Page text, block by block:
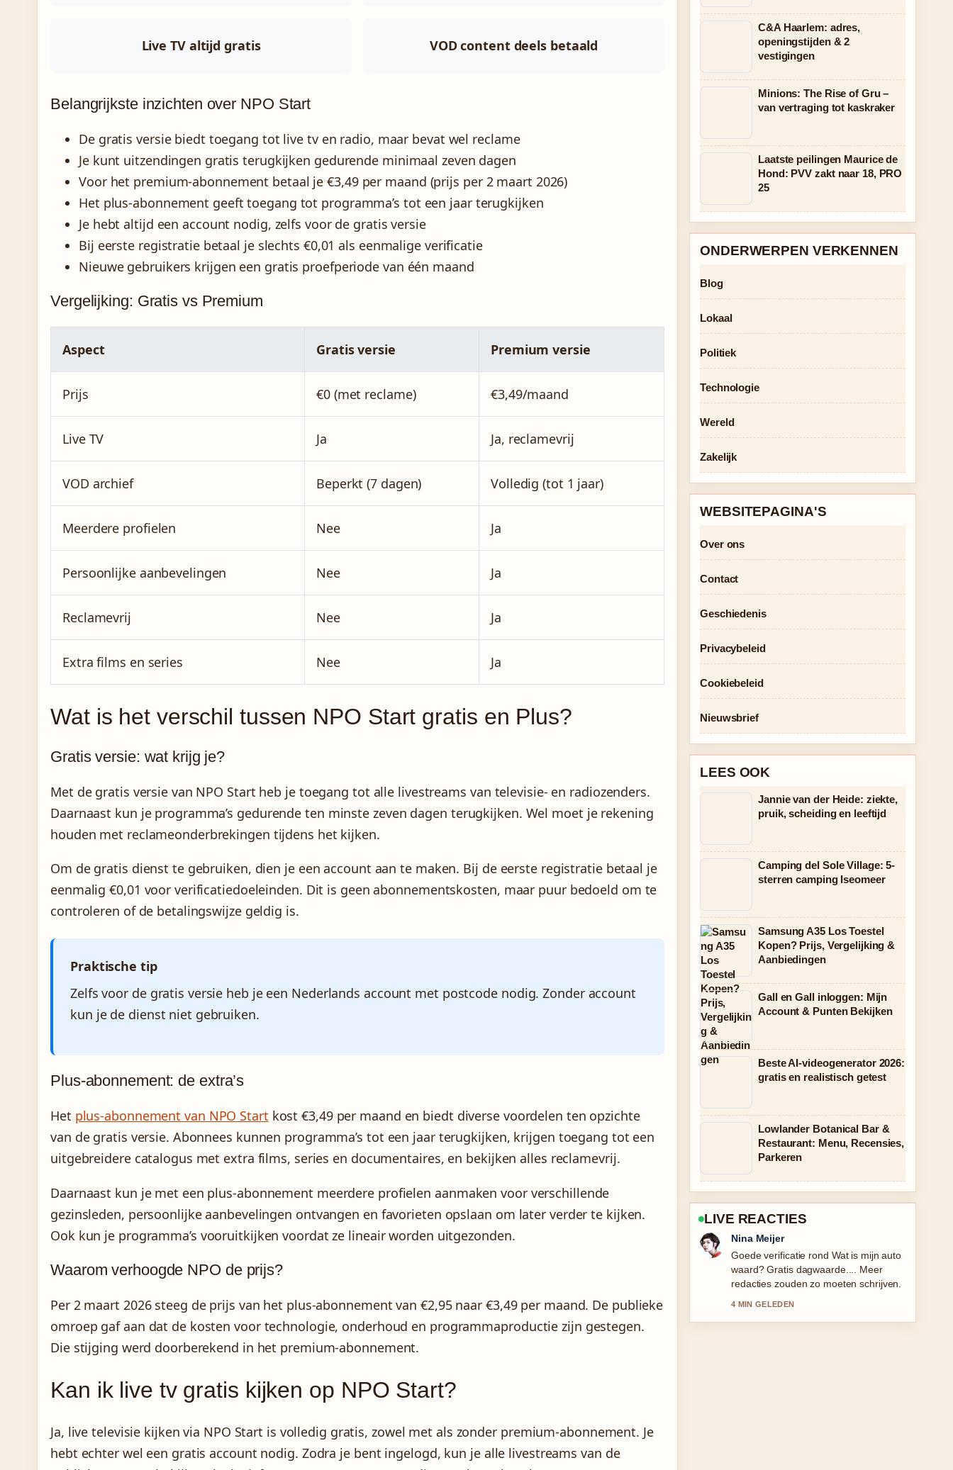
Live TV altijd gratis VOD content deels betaald
Belangrijkste inzichten over NPO Start
De gratis versie biedt toegang tot live tv en radio, maar bevat wel reclame
Je kunt uitzendingen gratis terugkijken gedurende minimaal zeven dagen
Voor het premium-abonnement betaal je €3,49 per maand (prijs per 2 maart 2026)
Het plus-abonnement geeft toegang tot programma’s tot een jaar terugkijken
Je hebt altijd een account nodig, zelfs voor de gratis versie
Bij eerste registratie betaal je slechts €0,01 als eenmalige verificatie
Nieuwe gebruikers krijgen een gratis proefperiode van één maand
Vergelijking: Gratis vs Premium
Aspect Gratis versie Premium versie
Prijs €0 (met reclame) €3,49/maand
Live TV Ja Ja, reclamevrij
VOD archief Beperkt (7 dagen) Volledig (tot 1 jaar)
Meerdere profielen Nee Ja
Persoonlijke aanbevelingen Nee Ja
Reclamevrij Nee Ja
Extra films en series Nee Ja
Wat is het verschil tussen NPO Start gratis en Plus?
Gratis versie: wat krijg je?
Met de gratis versie van NPO Start heb je toegang tot alle livestreams van televisie- en radiozenders.
Daarnaast kun je programma’s gedurende ten minste zeven dagen terugkijken. Wel moet je rekening
houden met reclameonderbrekingen tijdens het kijken.
Om de gratis dienst te gebruiken, dien je een account aan te maken. Bij de eerste registratie betaal je
eenmalig €0,01 voor verificatiedoeleinden. Dit is geen abonnementskosten, maar puur bedoeld om te
controleren of de betalingswijze geldig is.
Praktische tip
Zelfs voor de gratis versie heb je een Nederlands account met postcode nodig. Zonder account
kun je de dienst niet gebruiken.
Plus-abonnement: de extra’s
Het plus-abonnement van NPO Start kost €3,49 per maand en biedt diverse voordelen ten opzichte
van de gratis versie. Abonnees kunnen programma’s tot een jaar terugkijken, krijgen toegang tot een
uitgebreidere catalogus met extra films, series en documentaires, en bekijken alles reclamevrij.
Daarnaast kun je met een plus-abonnement meerdere profielen aanmaken voor verschillende
gezinsleden, persoonlijke aanbevelingen ontvangen en favorieten opslaan om later verder te kijken.
Ook kun je programma’s vooruitkijken voordat ze lineair worden uitgezonden.
Waarom verhoogde NPO de prijs?
Per 2 maart 2026 steeg de prijs van het plus-abonnement van €2,95 naar €3,49 per maand. De publieke
omroep gaf aan dat de kosten voor technologie, onderhoud en programmaproductie zijn gestegen.
Die stijging werd doorberekend in het premium-abonnement.
Kan ik live tv gratis kijken op NPO Start?
Ja, live televisie kijken via NPO Start is volledig gratis, zowel met als zonder premium-abonnement. Je
hebt echter wel een gratis account nodig. Zodra je bent ingelogd, kun je alle livestreams van de
C&A Haarlem: adres,
openingstijden & 2
vestigingen
Minions: The Rise of Gru –
van vertraging tot kaskraker
Laatste peilingen Maurice de
Hond: PVV zakt naar 18, PRO
25
ONDERWERPEN VERKENNEN
Blog
Lokaal
Politiek
Technologie
Wereld
Zakelijk
WEBSITEPAGINA'S
Over ons
Contact
Geschiedenis
Privacybeleid
Cookiebeleid
Nieuwsbrief
LEES OOK
Jannie van der Heide: ziekte,
pruik, scheiding en leeftijd
Camping del Sole Village: 5-
sterren camping Iseomeer
Samsung A35 Los Toestel
Kopen? Prijs, Vergelijking &
Aanbiedingen
Gall en Gall inloggen: Mijn
Account & Punten Bekijken
Beste AI-videogenerator 2026:
gratis en realistisch getest
Lowlander Botanical Bar &
Restaurant: Menu, Recensies,
Parkeren
LIVE REACTIES
Emma de Vries
Sterke duiding rond Niels van der Laan
en Eva Crutzen:.... Dit is de duidelijkste
samenvatting die ik vandaag heb